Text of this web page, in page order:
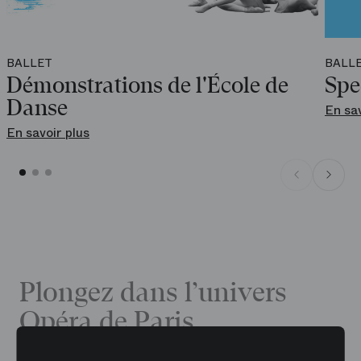
BALLET
Démonstrations de l'École de
Danse
En savoir plus
En
Plongez dans l’univers
Opéra de Paris